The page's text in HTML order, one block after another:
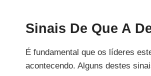
Sinais De Que A
É fundamental que os líderes
acontecendo. Alguns destes